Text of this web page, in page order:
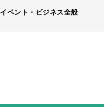
イベント・ビジネス全般